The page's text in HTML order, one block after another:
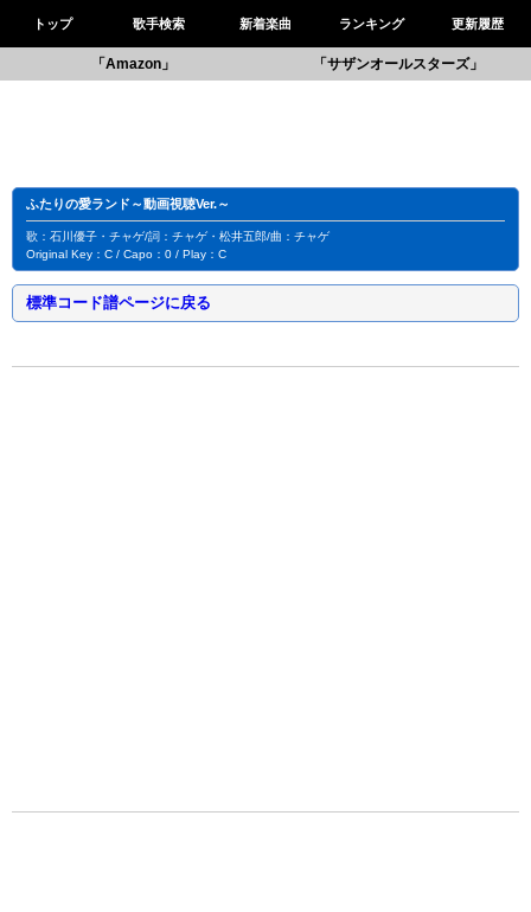
トップ 歌手検索 新着楽曲 ランキング 更新履歴
「Amazon」 「サザンオールスターズ」
ふたりの愛ランド～動画視聴Ver.～
歌：石川優子・チャゲ/詞：チャゲ・松井五郎/曲：チャゲ
Original Key：C / Capo：0 / Play：C
標準コード譜ページに戻る